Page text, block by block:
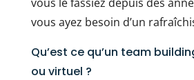
vous ayez besoin d’un
Qu’est ce qu’un team
ou virtuel ?